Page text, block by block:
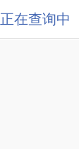
正在查询中